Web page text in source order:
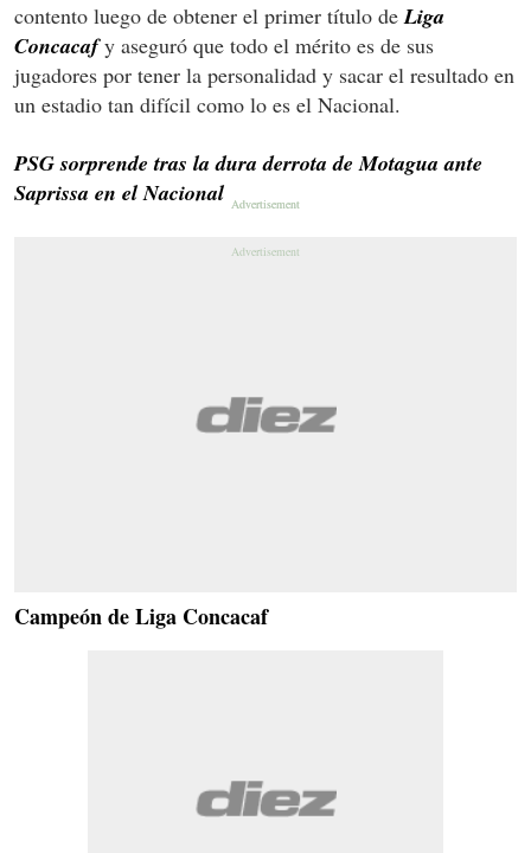
contento luego de obtener el primer título deLiga
Concacafy aseguró que todo el mérito es de sus
jugadores por tener la personalidad y sacar el resultado en
un estadio tan difícil como lo es el Nacional.
PSG sorprende tras la dura derrota de Motagua ante
Saprissa en el Nacional
Campeón de Liga Concacaf